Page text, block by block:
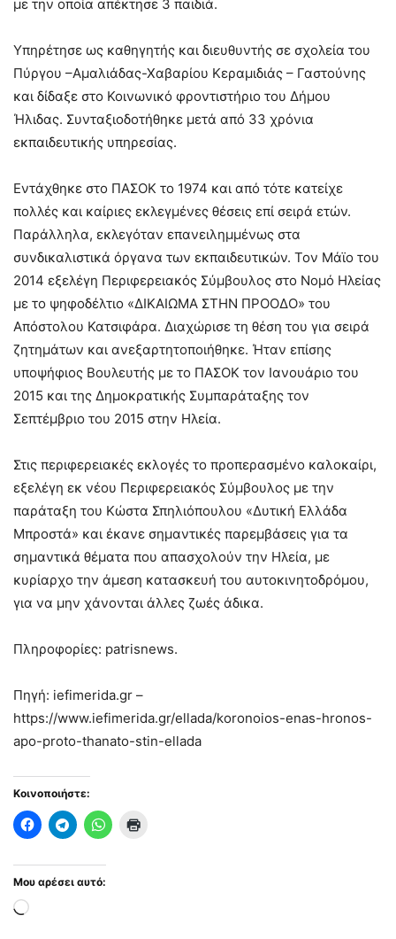
με την οποία απέκτησε 3 παιδιά.
Υπηρέτησε ως καθηγητής και διευθυντής σε σχολεία του
Πύργου –Αμαλιάδας-Χαβαρίου Κεραμιδιάς – Γαστούνης
και δίδαξε στο Κοινωνικό φροντιστήριο του Δήμου
Ήλιδας. Συνταξιοδοτήθηκε μετά από 33 χρόνια
εκπαιδευτικής υπηρεσίας.
Εντάχθηκε στο ΠΑΣΟΚ το 1974 και από τότε κατείχε
πολλές και καίριες εκλεγμένες θέσεις επί σειρά ετών.
Παράλληλα, εκλεγόταν επανειλημμένως στα
συνδικαλιστικά όργανα των εκπαιδευτικών. Τον Μάϊο του
2014 εξελέγη Περιφερειακός Σύμβουλος στο Νομό Ηλείας
με το ψηφοδέλτιο «ΔΙΚΑΙΩΜΑ ΣΤΗΝ ΠΡΟΟΔΟ» του
Απόστολου Κατσιφάρα. Διαχώρισε τη θέση του για σειρά
ζητημάτων και ανεξαρτητοποιήθηκε. Ήταν επίσης
υποψήφιος Βουλευτής με το ΠΑΣΟΚ τον Ιανουάριο του
2015 και της Δημοκρατικής Συμπαράταξης τον
Σεπτέμβριο του 2015 στην Ηλεία.
Στις περιφερειακές εκλογές το προπερασμένο καλοκαίρι,
εξελέγη εκ νέου Περιφερειακός Σύμβουλος με την
παράταξη του Κώστα Σπηλιόπουλου «Δυτική Ελλάδα
Μπροστά» και έκανε σημαντικές παρεμβάσεις για τα
σημαντικά θέματα που απασχολούν την Ηλεία, με
κυρίαρχο την άμεση κατασκευή του αυτοκινητοδρόμου,
για να μην χάνονται άλλες ζωές άδικα.
Πληροφορίες: patrisnews.
Πηγή: iefimerida.gr –
https://www.iefimerida.gr/ellada/koronoios-enas-hronos-
apo-proto-thanato-stin-ellada
Κοινοποιήστε:
Μου αρέσει αυτό:
Loading…